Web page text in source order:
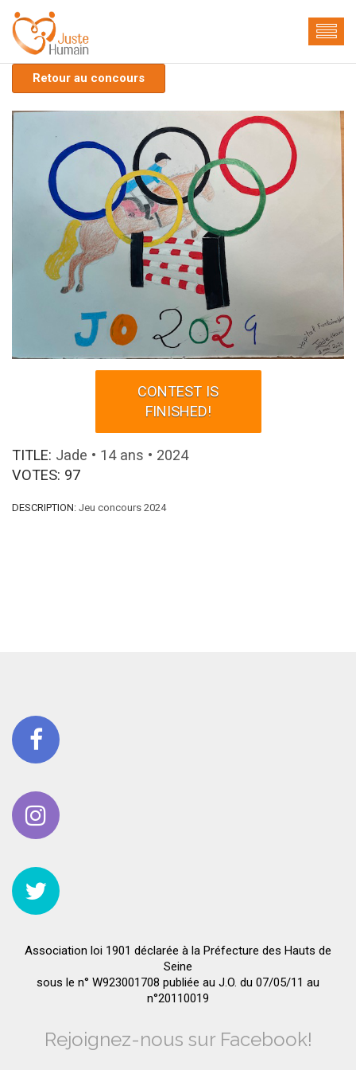
Retour au concours
CONTEST IS
FINISHED!
TITLE: Jade • 14 ans • 2024
VOTES: 97
DESCRIPTION: Jeu concours 2024
Association loi 1901 déclarée à la Préfecture des Hauts de
Seine
sous le n° W923001708 publiée au J.O. du 07/05/11 au
n°20110019
Rejoignez-nous sur Facebook!